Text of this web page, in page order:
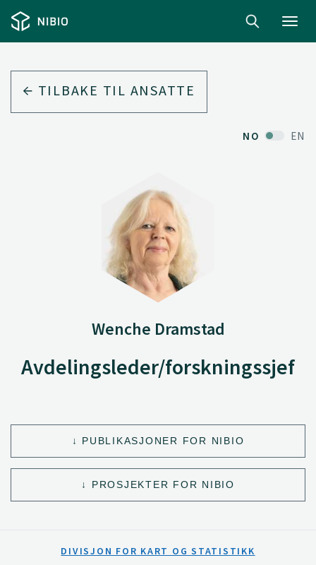
TILBAKE TIL ANSATTE
NO EN
Wenche Dramstad
Avdelingsleder/forskningssjef
PUBLIKASJONER FOR NIBIO
PROSJEKTER FOR NIBIO
DIVISJON FOR KART OG STATISTIKK